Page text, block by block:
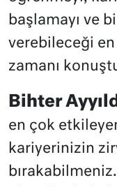
başlamayı ve
verebileceği
zamanı
Bihter
en çok
kariyerinizin